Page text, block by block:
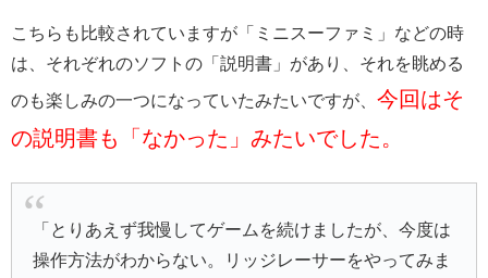
こちらも比較されていますが「ミニスーファミ」などの時
は、それぞれのソフトの「説明書」があり、それを眺める
のも楽しみの一つになっていたみたいですが、 今回はそ
の説明書も「なかった」みたいでした。
「とりあえず我慢してゲームを続けましたが、今度は
操作方法がわからない。リッジレーサーをやってみま